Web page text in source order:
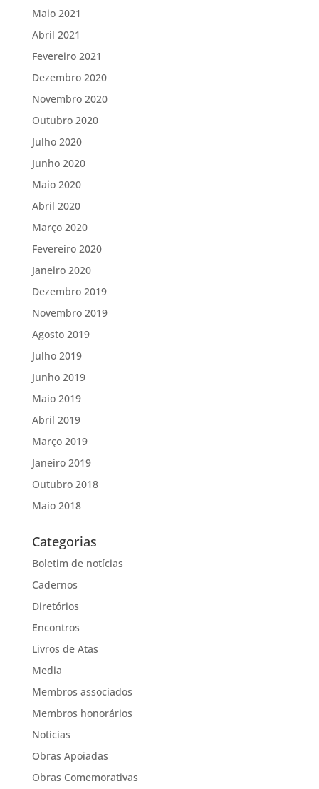
Maio 2021
Abril 2021
Fevereiro 2021
Dezembro 2020
Novembro 2020
Outubro 2020
Julho 2020
Junho 2020
Maio 2020
Abril 2020
Março 2020
Fevereiro 2020
Janeiro 2020
Dezembro 2019
Novembro 2019
Agosto 2019
Julho 2019
Junho 2019
Maio 2019
Abril 2019
Março 2019
Janeiro 2019
Outubro 2018
Maio 2018
Categorias
Boletim de notícias
Cadernos
Diretórios
Encontros
Livros de Atas
Media
Membros associados
Membros honorários
Notícias
Obras Apoiadas
Obras Comemorativas